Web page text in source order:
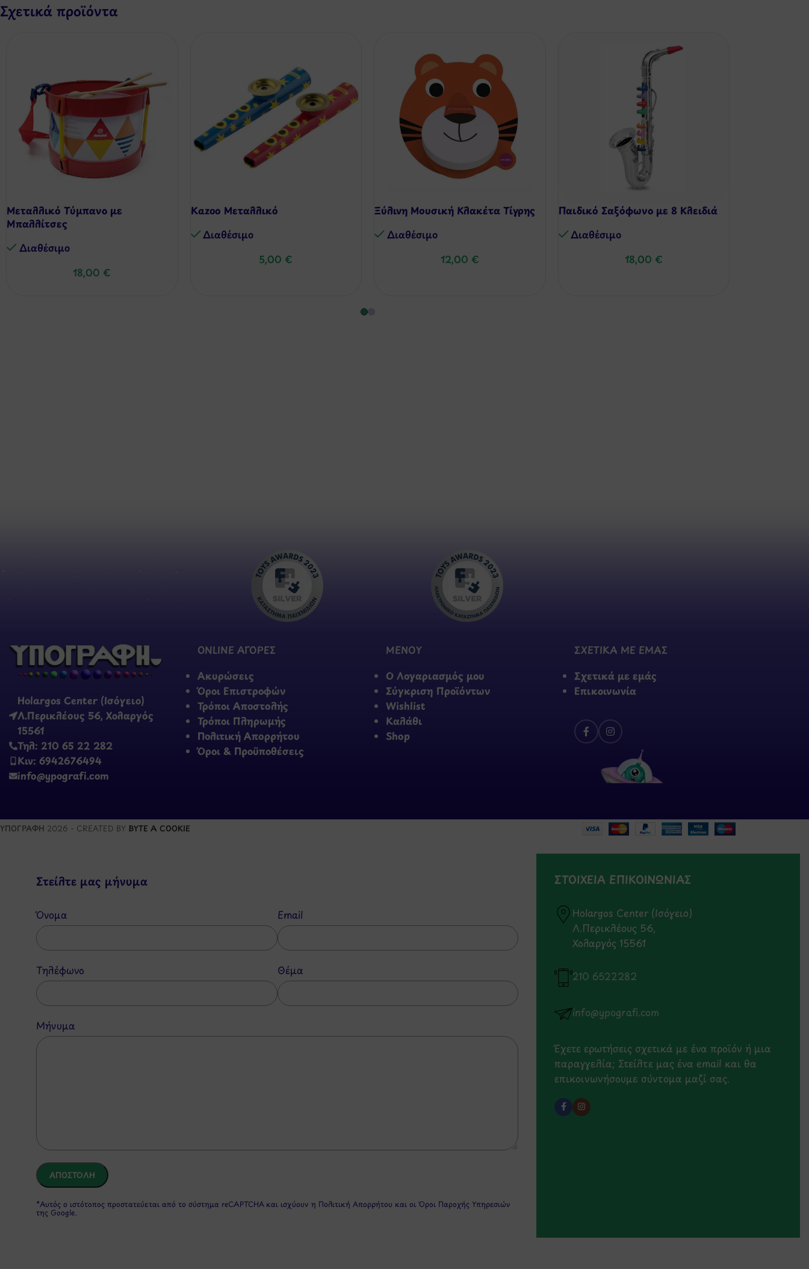
Σχετικά προϊόντα
Μεταλλικό Τύμπανο με
Μπαλλίτσες
Διαθέσιμo
18,00€
Kazoo Μεταλλικό
Διαθέσιμo
5,00€
Ξύλινη Μουσική Κλακέτα Τίγρης
Διαθέσιμo
12,00 €
Παιδικό Σαξόφωνο με 8 Κλειδιά
Διαθέσιμo
18,00 €
Holargos Center (Ισόγειο)
Λ.Περικλέους 56, Χολαργός
15561
Τηλ: 210 65 22 282
Κιν: 6942676494
info@ypografi.com
ONLINE ΑΓΟΡΕΣ
Ακυρώσεις
Όροι Επιστροφών
Τρόποι Αποστολής
Τρόποι Πληρωμής
Πολιτική Απορρήτου
Όροι & Προϋποθέσεις
ΜΕΝΟΥ
Ο Λογαριασμός μου
Σύγκριση Προϊόντων
Wishlist
Καλάθι
Shop
ΣΧΕΤΙΚΑ ΜΕ ΕΜΑΣ
Σχετικά με εμάς
Επικοινωνία
ΥΠΟΓΡΑΦΗ 2026 - CREATED BY BYTE A COOKIE
Στείλτε μας μήνυμα
Όνομα Email
Τηλέφωνο Θέμα
Μήνυμα
*Αυτός ο ιστότοπος προστατεύεται από το σύστημα reCAPTCHA και ισχύουν η Πολιτική Απορρήτου και οιΌροι Παροχής Υπηρεσιών
της Google.
ΣΤΟΙΧΕΙΑ ΕΠΙΚΟΙΝΩΝΙΑΣ
Holargos Center (Ισόγειο)
Λ.Περικλέους 56,
Χολαργός 15561
210 6522282
info@ypografi.com
Έχετε ερωτήσεις σχετικά με ένα προϊόν ή μια
παραγγελία; Στείλτε μας ένα email και θα
επικοινωνήσουμε σύντομα μαζί σας.